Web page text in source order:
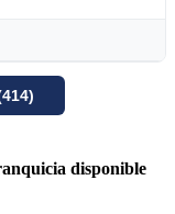
disponible